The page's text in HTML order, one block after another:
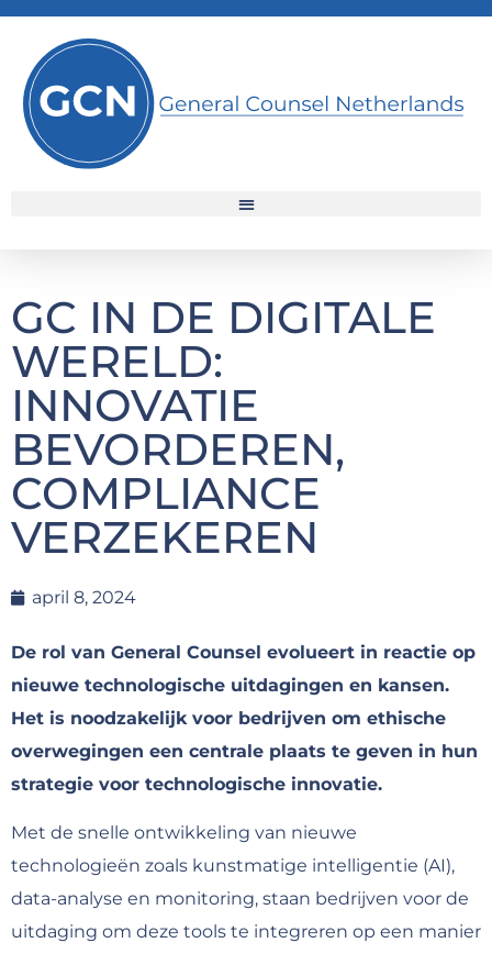
GC IN DE DIGITALE
WERELD:
INNOVATIE
BEVORDEREN,
COMPLIANCE
VERZEKEREN
april 8, 2024
De rol van General Counsel evolueert in reactie op
nieuwe technologische uitdagingen en kansen.
Het is noodzakelijk voor bedrijven om ethische
overwegingen een centrale plaats te geven in hun
strategie voor technologische innovatie.
Met de snelle ontwikkeling van nieuwe
technologieën zoals kunstmatige intelligentie (AI),
data-analyse en monitoring, staan bedrijven voor de
uitdaging om deze tools te integreren op een manier